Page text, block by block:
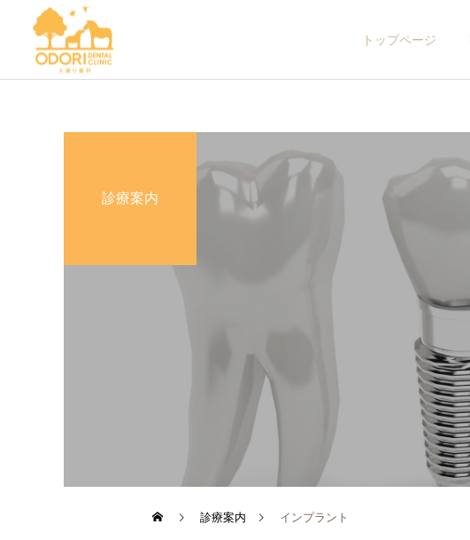
トップページ
診療案内
診療案内 インプラント